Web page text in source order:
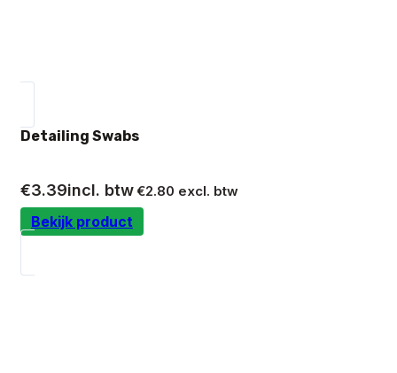
Detailing Swabs
€3.39incl. btw€2.80 excl. btw
Bekijk product